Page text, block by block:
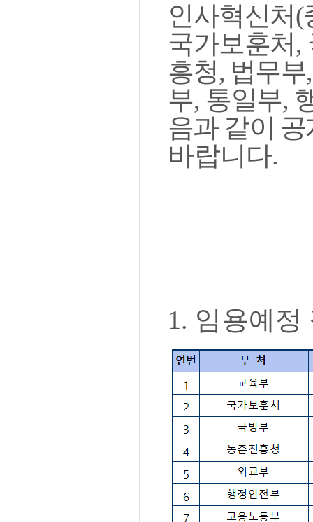
인사혁신처(
국가보훈처 ,
흥청, 법무부
부, 통일부,
음과 같이
바랍니 다.
1. 임용예정